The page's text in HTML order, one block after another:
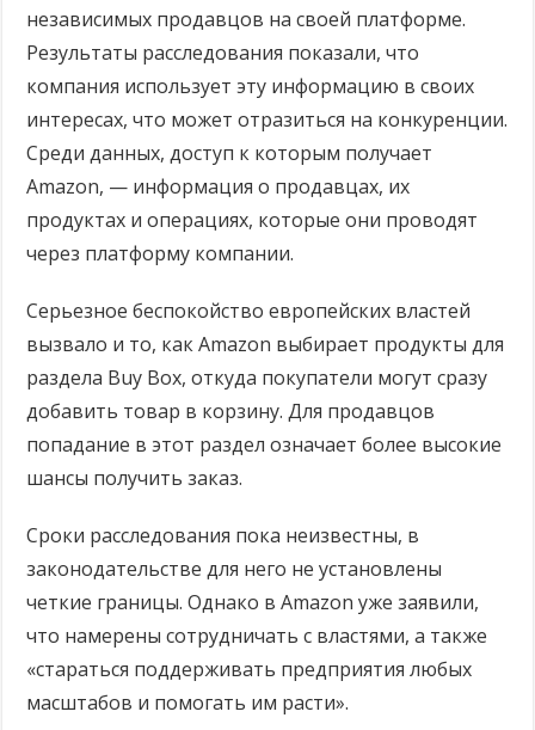
независимых продавцов на своей платформе.
Результаты расследования показали, что
компания использует эту информацию в своих
интересах, что может отразиться на конкуренции.
Среди данных, доступ к которым получает
Amazon, — информация о продавцах, их
продуктах и операциях, которые они проводят
через платформу компании.
Серьезное беспокойство европейских властей
вызвало и то, как Amazon выбирает продукты для
раздела Buy Box, откуда покупатели могут сразу
добавить товар в корзину. Для продавцов
попадание в этот раздел означает более высокие
шансы получить заказ.
Сроки расследования пока неизвестны, в
законодательстве для него не установлены
четкие границы. Однако в Amazon уже заявили,
что намерены сотрудничать с властями, а также
«стараться поддерживать предприятия любых
масштабов и помогать им расти».